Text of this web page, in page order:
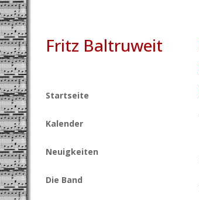
Fritz Baltruweit
Startseite
Kalender
Neuigkeiten
Die Band